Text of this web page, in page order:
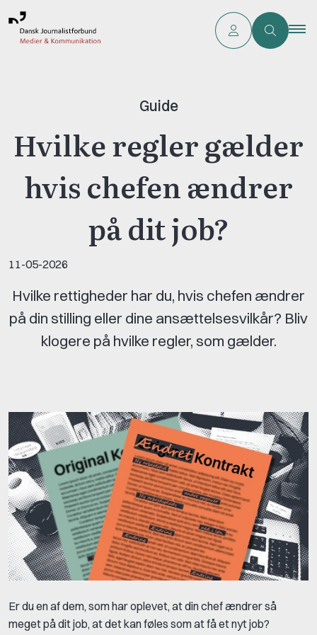
Guide
Hvilke regler gælder
hvis chefen ændrer
på dit job?
11-05-2026
Hvilke rettigheder har du, hvis chefen ændrer
på din stilling eller dine ansættelsesvilkår? Bliv
klogere på hvilke regler, som gælder.
Er du en af dem, som har oplevet, at din chef ændrer så
meget på dit job, at det kan føles som at få et nyt job?